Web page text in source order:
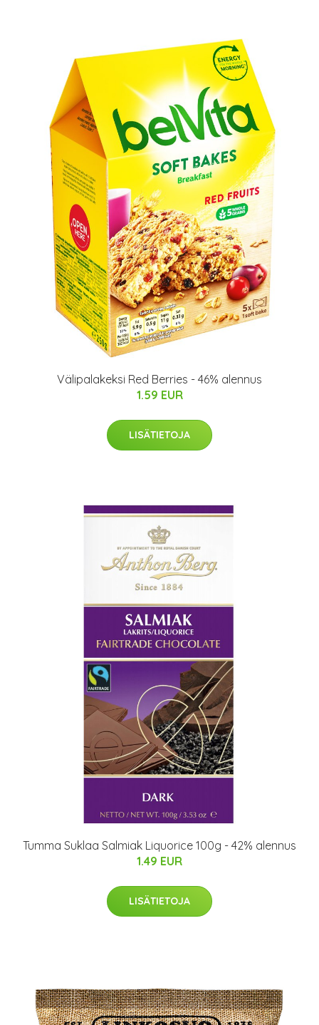
Välipalakeksi Red Berries - 46% alennus
1.59 EUR
LISÄTIETOJA
Tumma Suklaa Salmiak Liquorice 100g - 42% alennus
1.49 EUR
LISÄTIETOJA